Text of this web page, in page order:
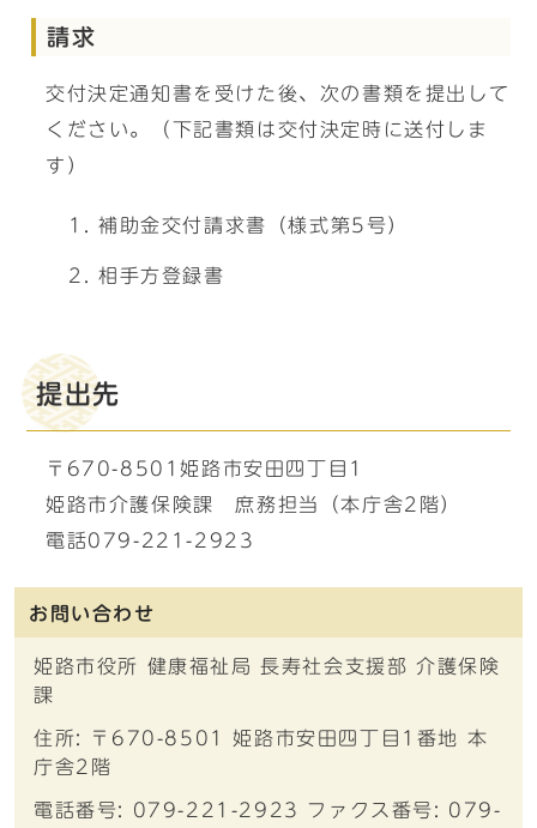
請求
交付決定通知書を受けた後、次の書類を提出して
ください。（下記書類は交付決定時に送付しま
す）
補助金交付請求書（様式第5号）
相手方登録書
提出先
〒670-8501姫路市安田四丁目1
姫路市介護保険課 庶務担当（本庁舎2階）
電話079-221-2923
お問い合わせ
姫路市役所 健康福祉局 長寿社会支援部 介護保険
課
住所: 〒670-8501 姫路市安田四丁目1番地 本
庁舎2階
電話番号: 079-221-2923 ファクス番号: 079-